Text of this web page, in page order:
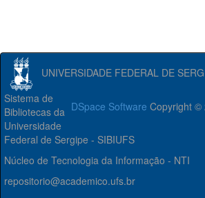
UNIVERSIDADE FEDERAL DE
DSpace Software Copyright ©
Sistema de
Bibliotecas da
Universidade
Federal de Sergipe - SIBIUFS
Núcleo de Tecnologia da Informação - NTI
repositorio@academico.ufs.br